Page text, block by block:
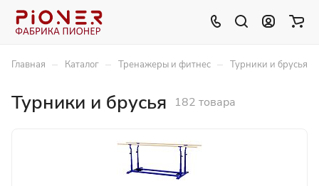
Главная – Каталог – Тренажеры и фитнес – Турники и брусья
Турники и брусья 182 товара